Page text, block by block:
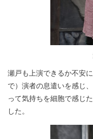
瀬戸も上演できるか不安
で）演者の息遣いを感じ
って気持ちを細胞で感じ
した。